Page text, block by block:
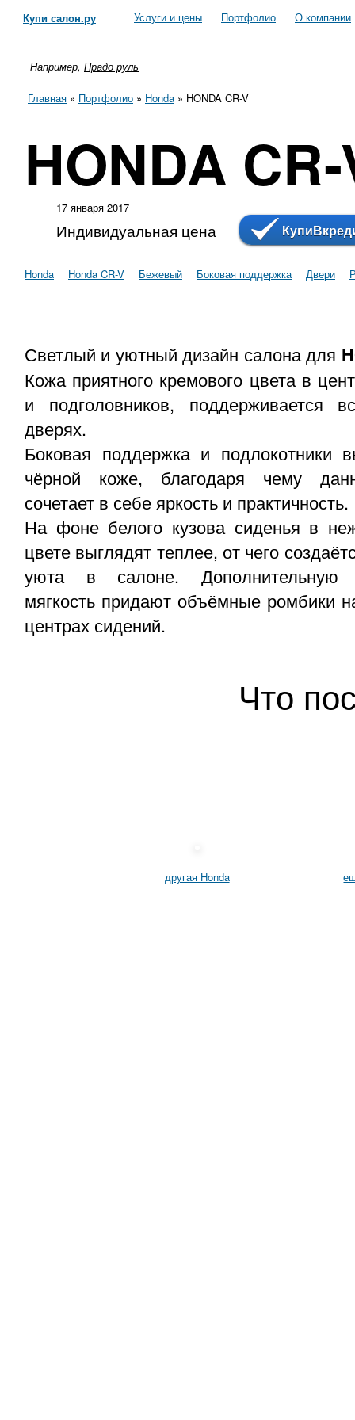
Купи салон.ру Услуги и цены Портфолио О компании
Например, Прадо руль
Главная » Портфолио » Honda » HONDA CR-V
HONDA
17 января 2017
Индивидуальная цена
Honda Honda CR-V Бежевый Боковая поддержка Двери
Светлый и уютный дизайн салона для
Кожа приятного кремового цвета в
и подголовников, поддерживается
дверях.
Боковая поддержка и подлокотники
чёрной коже, благодаря чему
сочетает в себе яркость и практичность.
На фоне белого кузова сиденья в
цвете выглядят теплее, от чего
уюта в салоне. Дополнительную
мягкость придают объёмные ромбики
центрах сидений.
Что
другая Honda